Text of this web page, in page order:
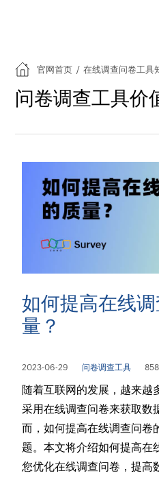
官网首页 / 在线调查问卷工具
问卷调查工具价
如何提高在线
量？
2023-06-29 问卷调查工具 858
随着互联网的发展，越来越
采用在线调查问卷来获取数
而，如何提高在线调查问卷
题。本文将介绍如何提高在
您优化在线调查问卷，提高